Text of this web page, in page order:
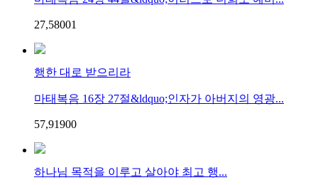
27,58001
행한 대로 받으리라
마태복음 16장 27절&ldquo;인자가 아버지의 영광...
57,91900
하나님 목적을 이루고 살아야 최고 행...